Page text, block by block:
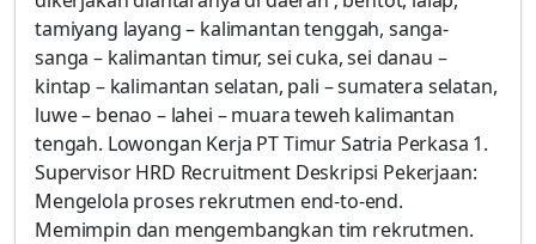
tamiyang layang – kalimantan tenggah, sanga-
sanga – kalimantan timur, sei cuka, sei danau –
kintap – kalimantan selatan, pali – sumatera selatan,
luwe – benao – lahei – muara teweh kalimantan
tengah. Lowongan Kerja PT Timur Satria Perkasa 1.
Supervisor HRD Recruitment Deskripsi Pekerjaan:
Mengelola proses rekrutmen end-to-end.
Memimpin dan mengembangkan tim rekrutmen.